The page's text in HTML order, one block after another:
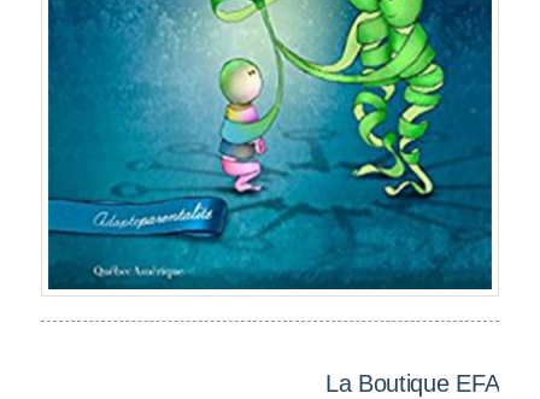
La Boutique EFA